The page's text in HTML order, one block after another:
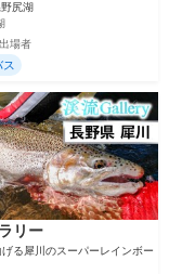
尻湖
場者
リー
る犀川のスーパーレインボー